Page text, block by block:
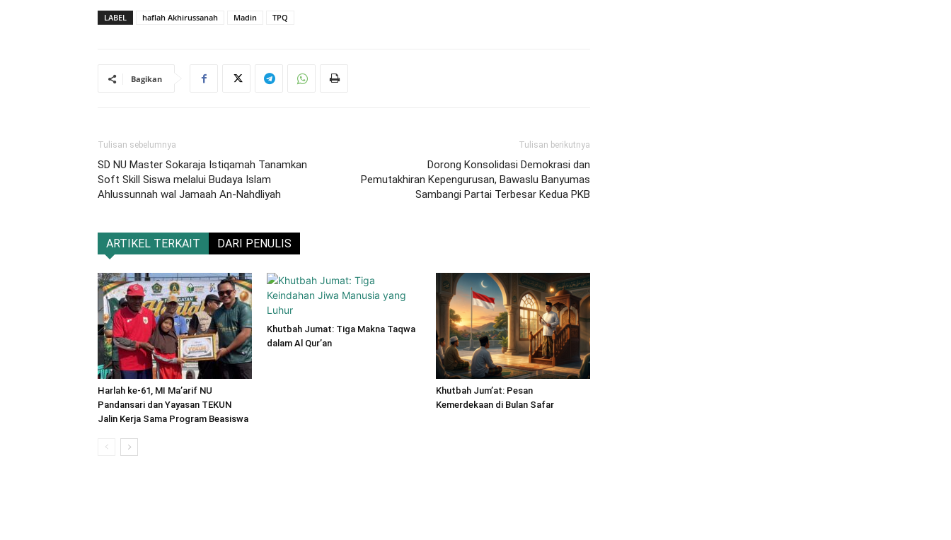
LABEL haflah Akhirussanah Madin TPQ
Bagikan
Tulisan sebelumnya
SD NU Master Sokaraja Istiqamah Tanamkan
Soft Skill Siswa melalui Budaya Islam
Ahlussunnah wal Jamaah An-Nahdliyah
Tulisan berikutnya
Dorong Konsolidasi Demokrasi dan
Pemutakhiran Kepengurusan, Bawaslu Banyumas
Sambangi Partai Terbesar Kedua PKB
ARTIKEL TERKAIT DARI PENULIS
Harlah ke-61, MI Ma’arif NU
Pandansari dan Yayasan TEKUN
Jalin Kerja Sama Program Beasiswa
Khutbah Jumat: Tiga Makna Taqwa
dalam Al Qur’an
Khutbah Jum’at: Pesan
Kemerdekaan di Bulan Safar